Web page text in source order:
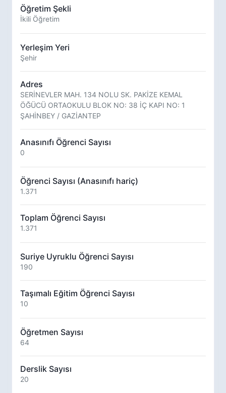
Öğretim Şekli
İkili Öğretim
Yerleşim Yeri
Şehir
Adres
SERİNEVLER MAH. 134 NOLU SK. PAKİZE KEMAL
ÖĞÜCÜ ORTAOKULU BLOK NO: 38 İÇ KAPI NO: 1
ŞAHİNBEY / GAZİANTEP
Anasınıfı Öğrenci Sayısı
0
Öğrenci Sayısı (Anasınıfı hariç)
1.371
Toplam Öğrenci Sayısı
1.371
Suriye Uyruklu Öğrenci Sayısı
190
Taşımalı Eğitim Öğrenci Sayısı
10
Öğretmen Sayısı
64
Derslik Sayısı
20